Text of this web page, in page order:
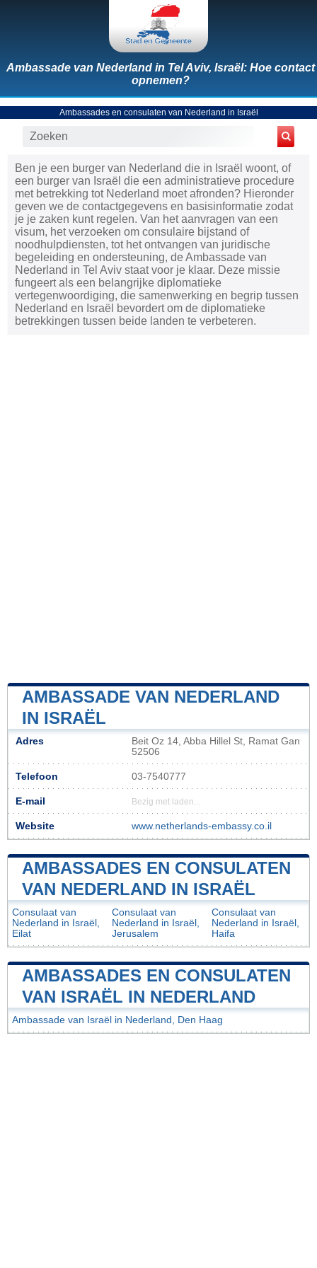
Ambassade van Nederland in Tel Aviv, Israël: Hoe contact
opnemen?
Ambassades en consulaten van Nederland in Israël
Ben je een burger van Nederland die in Israël woont, of
een burger van Israël die een administratieve procedure
met betrekking tot Nederland moet afronden? Hieronder
geven we de contactgegevens en basisinformatie zodat
je je zaken kunt regelen. Van het aanvragen van een
visum, het verzoeken om consulaire bijstand of
noodhulpdiensten, tot het ontvangen van juridische
begeleiding en ondersteuning, de Ambassade van
Nederland in Tel Aviv staat voor je klaar. Deze missie
fungeert als een belangrijke diplomatieke
vertegenwoordiging, die samenwerking en begrip tussen
Nederland en Israël bevordert om de diplomatieke
betrekkingen tussen beide landen te verbeteren.
AMBASSADE VAN NEDERLAND
IN ISRAËL
Adres
Beit Oz 14, Abba Hillel St, Ramat Gan
52506
Telefoon 03-7540777
E-mail Bezig met laden...
Website www.netherlands-embassy.co.il
AMBASSADES EN CONSULATEN
VAN NEDERLAND IN ISRAËL
Consulaat van
Nederland in Israël,
Eilat
Consulaat van
Nederland in Israël,
Jerusalem
Consulaat van
Nederland in Israël,
Haifa
AMBASSADES EN CONSULATEN
VAN ISRAËL IN NEDERLAND
Ambassade van Israël in Nederland, Den Haag